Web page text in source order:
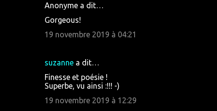
Anonyme a dit…
Gorgeous!
19 novembre 2019 à 04:21
suzanne a dit…
Finesse et poésie !
Superbe, vu ainsi :!!! -)
19 novembre 2019 à 12:29